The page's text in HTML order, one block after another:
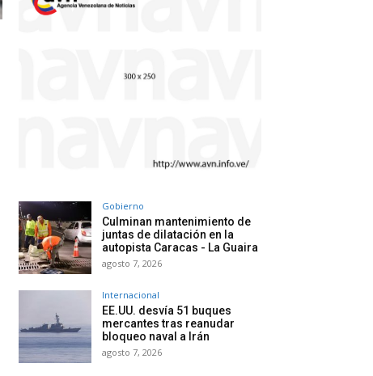
Gobierno
Culminan mantenimiento de
juntas de dilatación en la
autopista Caracas - La Guaira
agosto 7, 2026
Internacional
EE.UU. desvía 51 buques
mercantes tras reanudar
bloqueo naval a Irán
agosto 7, 2026